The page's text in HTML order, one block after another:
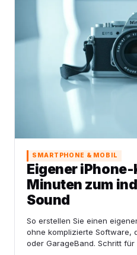
SMARTPHONE & MOBIL
Eigener
Minuten zum
Sound
So erstellen Sie einen
ohne komplizierte Software,
oder GarageBand. Schritt für